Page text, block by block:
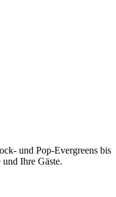
und Pop-Evergreens bis
Ihre Gäste.